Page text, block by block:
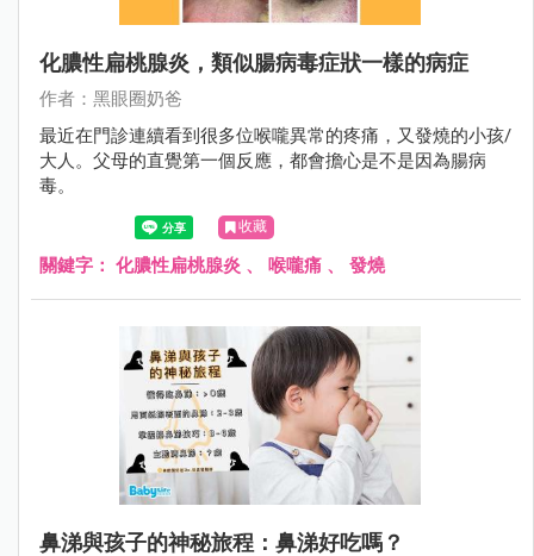
化膿性扁桃腺炎，類似腸病毒症狀一樣的病症
作者：黑眼圈奶爸
最近在門診連續看到很多位喉嚨異常的疼痛，又發燒的小孩/
大人。父母的直覺第一個反應，都會擔心是不是因為腸病
毒。
收藏
關鍵字： 化膿性扁桃腺炎 、 喉嚨痛 、 發燒
鼻涕與孩子的神秘旅程：鼻涕好吃嗎？